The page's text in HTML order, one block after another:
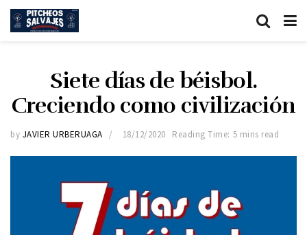
Siete días de béisbol.
Creciendo como civilización
by JAVIER URBERUAGA 18/12/2020 Reading Time: 5 mins read